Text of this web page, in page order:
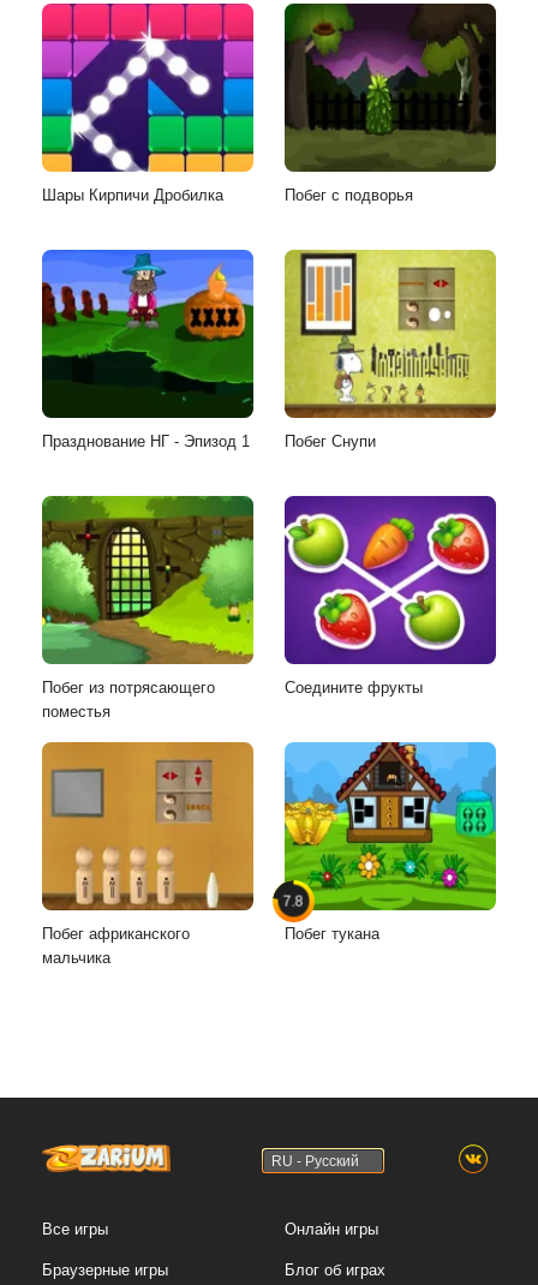
Шары Кирпичи Дробилка Побег с подворья
Празднование НГ - Эпизод 1 Побег Снупи
Побег из потрясающего
поместья
Соедините фрукты
Побег африканского
мальчика
7.8
Побег тукана
RU - Русский
Все игры
Браузерные игры
Онлайн игры
Блог об играх